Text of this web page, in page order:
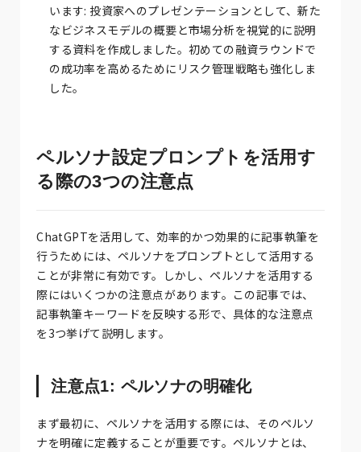
います: 投資家へのプレゼンテーションとして、新た
なビジネスモデルの概要と市場分析を視覚的に説明
する資料を作成しました。初めての融資ラウンドで
の成功率を高めるためにリスク管理戦略も強化しま
した。
ペルソナ設定プロンプトを活用す
る際の3つの注意点
ChatGPTを活用して、効率的かつ効果的に記事執筆を
行うためには、ペルソナをプロンプトとして活用する
ことが非常に有効です。しかし、ペルソナを活用する
際にはいくつかの注意点があります。この記事では、
記事執筆キーワードを反映する形で、具体的な注意点
を3つ挙げて説明します。
注意点1: ペルソナの明確化
まず最初に、ペルソナを活用する際には、そのペルソ
ナを明確に定義することが重要です。ペルソナとは、